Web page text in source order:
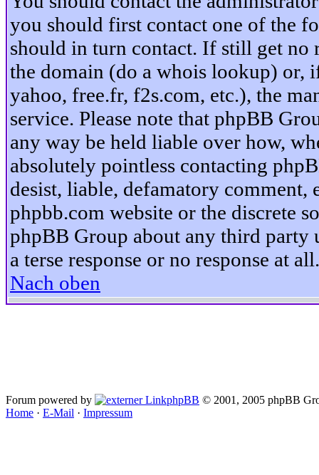
you should first contact one of the
should in turn contact. If still get no
the domain (do a whois lookup) or,
yahoo, free.fr, f2s.com, etc.), the
service. Please note that phpBB
any way be held liable over how,
absolutely pointless contacting
desist, liable, defamatory
phpbb.com website or the discrete
phpBB Group about any third party
a terse response or no response at all.
Nach oben
Forum powered by phpBB © 2001, 2005 phpBB
Home · E-Mail · Impressum